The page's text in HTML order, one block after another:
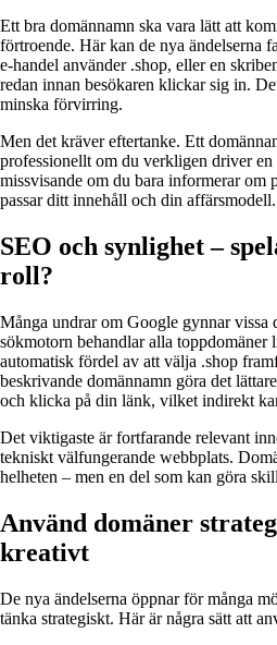
Ett bra domännamn ska vara lätt att
förtroende. Här kan de nya ändelserna
e‑handel använder .shop, eller en
redan innan besökaren klickar sig in.
minska förvirring.
Men det kräver eftertanke. Ett
professionellt om du verkligen driver
missvisande om du bara informerar om
passar ditt innehåll och din affärsmodell.
SEO och synlighet –
roll?
Många undrar om Google gynnar vissa
sökmotorn behandlar alla toppdomäner
automatisk fördel av att välja .shop
beskrivande domännamn göra det
och klicka på din länk, vilket indirekt
Det viktigaste är fortfarande relevant
tekniskt välfungerande webbplats.
helheten – men en del som kan göra
Använd domäner
kreativt
De nya ändelserna öppnar för många
tänka strategiskt. Här är några sätt att